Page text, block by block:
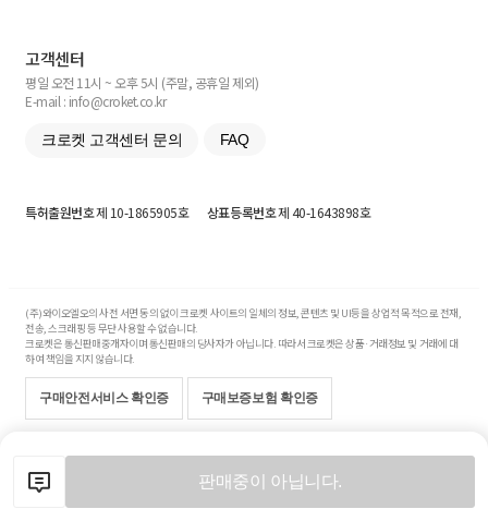
판매중이 아닙니다.
고객센터
평일 오전 11시 ~ 오후 5시 (주말, 공휴일 제외)
E-mail : info@croket.co.kr
크로켓 고객센터 문의 FAQ
특허출원번호제 10-1865905호 상표등록번호제 40-1643898호
(주)와이오엘오의 사전 서면 동의 없이 크로켓 사이트의 일체의 정보, 콘텐츠 및 UI등을 상업적 목적으로 전재,
전송, 스크래핑 등 무단 사용할 수 없습니다.
크로켓은 통신판매중개자이며 통신판매의 당사자가 아닙니다. 따라서 크로켓은 상품·거래정보 및 거래에 대
하여 책임을 지지 않습니다.
구매안전서비스 확인증 구매보증보험 확인증